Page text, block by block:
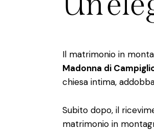
Il matrimonio in
Madonna di
chiesa intima,
Subito dopo, il
matrimonio in